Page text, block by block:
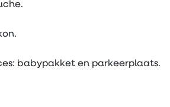
babypakket en parkeerplaats.